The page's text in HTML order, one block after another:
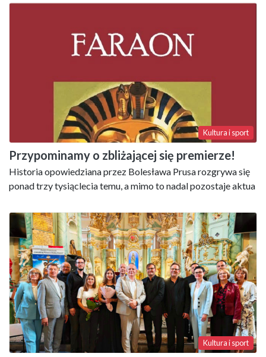
Kultura i sport
Przypominamy o zbliżającej się premierze!
Historia opowiedziana przez Bolesława Prusa rozgrywa się
ponad trzy tysiąclecia temu, a mimo to nadal pozostaje aktua
Kultura i sport